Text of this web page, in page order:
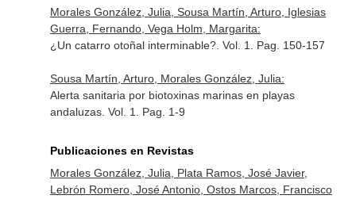
Morales González, Julia, Sousa Martín, Arturo, Iglesias
Guerra, Fernando, Vega Holm, Margarita:
¿Un catarro otoñal interminable?. Vol. 1. Pag. 150-157
Sousa Martín, Arturo, Morales González, Julia:
Alerta sanitaria por biotoxinas marinas en playas
andaluzas. Vol. 1. Pag. 1-9
Publicaciones en Revistas
Morales González, Julia, Plata Ramos, José Javier,
Lebrón Romero, José Antonio, Ostos Marcos, Francisco